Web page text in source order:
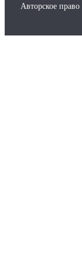
Авторское